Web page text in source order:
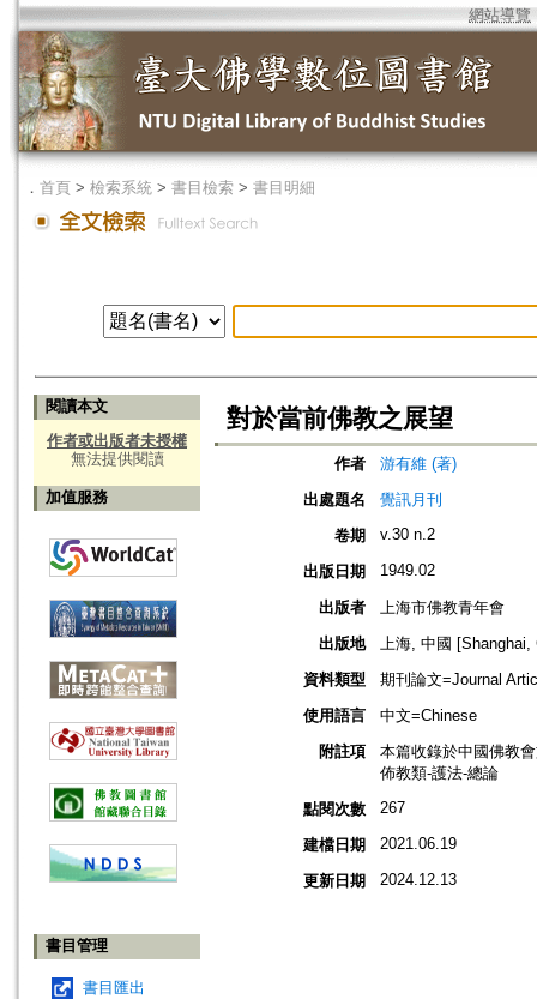
網站導覽
． 首頁 > 檢索系統 > 書目檢索 > 書目明細
閱讀本文
作者或出版者未授權
無法提供閱讀
加值服務
書目管理
書目匯出
對於當前佛教之展望
作者
游有維 (著)
出處題名
覺訊月刊
卷期
v.30 n.2
出版日期 1949.02
出版者
上海市佛教青年會
出版地
上海, 中國 [Shanghai,
資料類型
期刊論文=Journal
使用語言
中文=Chinese
附註項
本篇收錄於中國佛教
佈教類-護法-總論
點閱次數
267
建檔日期 2021.06.19
更新日期 2024.12.13